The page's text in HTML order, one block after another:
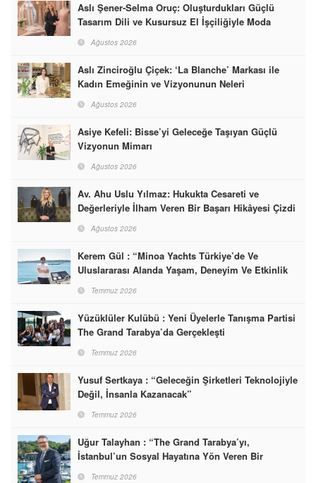
Aslı Şener-Selma Oruç: Oluşturdukları Güçlü
Tasarım Dili ve Kusursuz El İşçiliğiyle Moda
Dünyasına İmzalarını Attılar
Ağustos 2026
Aslı Zinciroğlu Çiçek: ‘La Blanche’ Markası ile
Kadın Emeğinin ve Vizyonunun Neleri
Başarabileceğinin En Güzel Örneğini Sunuyor
Ağustos 2026
Asiye Kefeli: Bisse’yi Geleceğe Taşıyan Güçlü
Vizyonun Mimarı
Ağustos 2026
Av. Ahu Uslu Yılmaz: Hukukta Cesareti ve
Değerleriyle İlham Veren Bir Başarı Hikâyesi Çizdi
Ağustos 2026
Kerem Gül : “Minoa Yachts Türkiye’de Ve
Uluslararası Alanda Yaşam, Deneyim Ve Etkinlik
Markası Olacak”
Temmuz 2026
Yüzüklüler Kulübü : Yeni Üyelerle Tanışma Partisi
The Grand Tarabya’da Gerçekleşti
Temmuz 2026
Yusuf Sertkaya : “Geleceğin Şirketleri Teknolojiyle
Değil, İnsanla Kazanacak”
Temmuz 2026
Uğur Talayhan : “The Grand Tarabya’yı,
İstanbul’un Sosyal Hayatına Yön Veren Bir
Destinasyon Haline Getirmeyi Hedefliyorum”
Temmuz 2026